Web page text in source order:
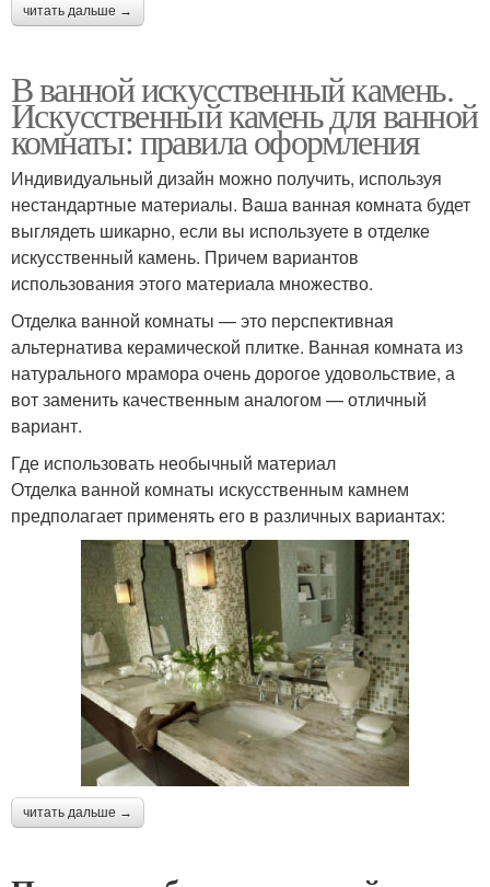
читать дальше →
В ванной искусственный камень.
Искусственный камень для ванной
комнаты: правила оформления
Индивидуальный дизайн можно получить, используя
нестандартные материалы. Ваша ванная комната будет
выглядеть шикарно, если вы используете в отделке
искусственный камень. Причем вариантов
использования этого материала множество.
Отделка ванной комнаты — это перспективная
альтернатива керамической плитке. Ванная комната из
натурального мрамора очень дорогое удовольствие, а
вот заменить качественным аналогом — отличный
вариант.
Где использовать необычный материал
Отделка ванной комнаты искусственным камнем
предполагает применять его в различных вариантах:
читать дальше →